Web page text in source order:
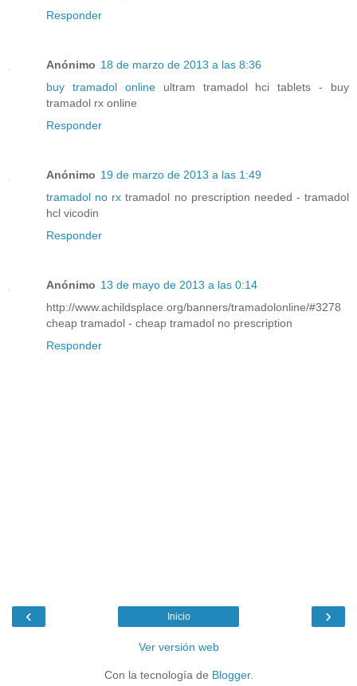
Responder
Anónimo 18 de marzo de 2013 a las 8:36
buy tramadol onlineultram tramadol hci tablets - buy
tramadol rx online
Responder
Anónimo 19 de marzo de 2013 a las 1:49
tramadol no rx tramadol no prescription needed - tramadol
hcl vicodin
Responder
Anónimo 13 de mayo de 2013 a las 0:14
http://www.achildsplace.org/banners/tramadolonline/#3278
cheap tramadol - cheap tramadol no prescription
Responder
‹ ›
Inicio
Ver versión web
Con la tecnología de Blogger.